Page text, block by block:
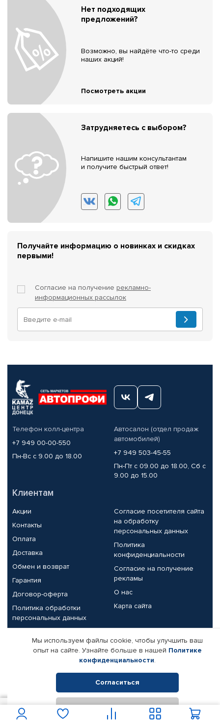
Нет подходящих
предложений?
Возможно, вы найдёте что-то среди
наших акций!
Посмотреть акции
Затрудняетесь с выбором?
Напишите нашим консультантам
и получите быстрый ответ!
Получайте информацию о новинках и скидках
первыми!
Согласие на получение рекламно-
информационных рассылок
Телефон колл-центра
+7 949 00-00-550
Пн-Вс с 9.00 до 18.00
Автосалон (отдел продаж
автомобилей)
+7 949 503-45-55
Пн-Пт с 09.00 до 18.00, Сб с
9.00 до 15.00
Клиентам
Акции
Контакты
Оплата
Доставка
Обмен и возврат
Гарантия
Договор-оферта
Политика обработки
персональных данных
Согласие посетителя сайта
на обработку
персональных данных
Политика
конфиденциальности
Согласие на получение
рекламы
О нас
Карта сайта
Партнерам
Корпоративным клиентам
Поставщикам
Реквизиты компании
© КАМАЗ ЦЕНТР ДОНЕЦК, 2015-2026. Все права защищены.
Интернет-магазин автомобильных товаров Автопрофи.
Мы используем файлы cookie, чтобы улучшить ваш
опыт на сайте. Узнайте больше в нашей Политике
конфиденциальности.
Согласиться
Отклонить
В корзину